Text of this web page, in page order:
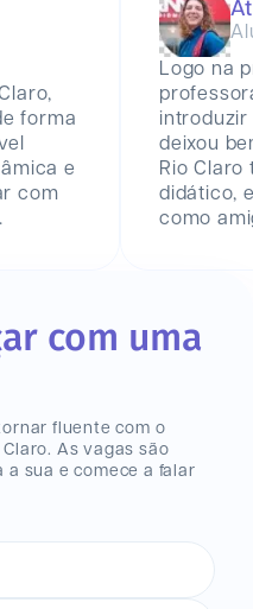
forma
e
com
Logo na
introduzir
deixou
Rio
didático,
como
com uma
fluente com o
Claro. As vagas são
a sua e comece a falar